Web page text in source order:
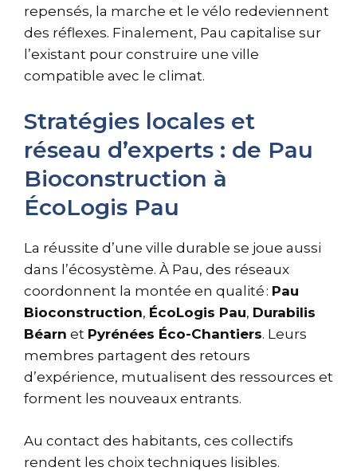
repensés, la marche et le vélo redeviennent
des réflexes. Finalement, Pau capitalise sur
l’existant pour construire une ville
compatible avec le climat.
Stratégies locales et
réseau d’experts : de Pau
Bioconstruction à
ÉcoLogis Pau
La réussite d’une ville durable se joue aussi
dans l’écosystème. À Pau, des réseaux
coordonnent la montée en qualité : Pau
Bioconstruction, ÉcoLogis Pau, Durabilis
Béarn et Pyrénées Éco-Chantiers. Leurs
membres partagent des retours
d’expérience, mutualisent des ressources et
forment les nouveaux entrants.
Au contact des habitants, ces collectifs
rendent les choix techniques lisibles.